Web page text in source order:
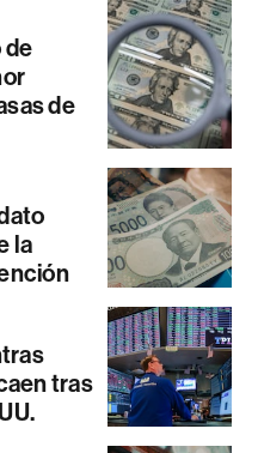
de
de
la
tras